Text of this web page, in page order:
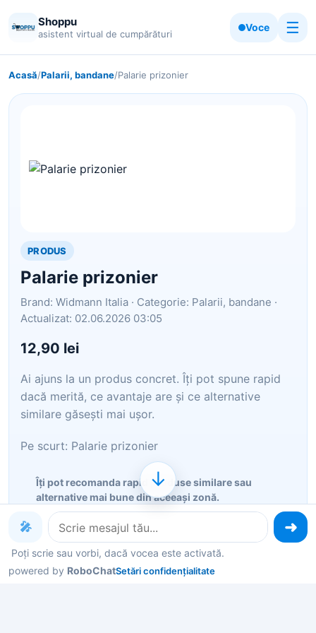
Shoppu
asistent virtual de cumpărături
Voce ☰
Acasă/Palarii, bandane/Palarie prizonier
PRODUS
Palarie prizonier
Brand: Widmann Italia · Categorie: Palarii, bandane ·
Actualizat: 02.06.2026 03:05
12,90 lei
Ai ajuns la un produs concret. Îți pot spune rapid
dacă merită, ce avantaje are și ce alternative
similare găsești mai ușor.
Pe scurt: Palarie prizonier
Îți pot recomanda rapid produse similare sau
alternative mai bune din aceeași zonă.
Dacă nu e exact ce cauți, putem restrânge imediat
opțiunile în funcție de preț, utilizare sau stil.
Poți deschide oferta din magazin sau poți continua
🎤
Poți scrie sau vorbi, dacă vocea este activată.
powered by RoboChatSetări confidențialitate
↓